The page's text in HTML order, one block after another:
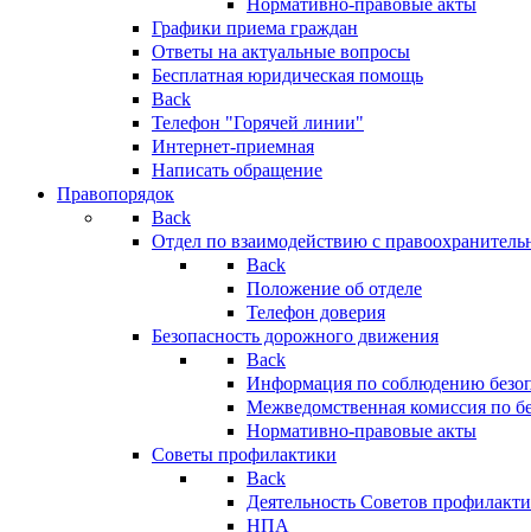
Нормативно-правовые акты
Графики приема граждан
Ответы на актуальные вопросы
Бесплатная юридическая помощь
Back
Телефон "Горячей линии"
Интернет-приемная
Написать обращение
Правопорядок
Back
Отдел по взаимодействию с
Back
Положение об отделе
Телефон доверия
Безопасность дорожного движения
Back
Информация по соблюдению
Межведомственная комиссия по
Нормативно-правовые акты
Советы профилактики
Back
Деятельность Советов
НПА